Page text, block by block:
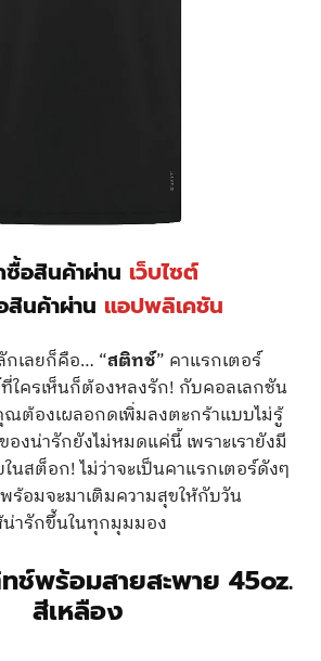
ซื้อสินค้าผ่าน เว็บไซต์
สินค้าผ่าน แอปพลิเคชัน
กเลยก็คือ… “สติทช์” คาแรกเตอร์
ครเห็นก็ต้องหลงรัก! กับคอลเลกชัน
ต้องเผลอกดเพิ่มลงตะกร้าแบบไม่รู้
งน่ารักยังไม่หมดแค่นี้ เพราะเรายังมี
นสต็อก! ไม่ว่าจะเป็นคาแรกเตอร์ดังๆ
ร้อมจะมาเติมความสุขให้กับวัน
ารักขึ้นในทุกมุมมอง
ช์พร้อมสายสะพาย 45oz.
สีเหลือง